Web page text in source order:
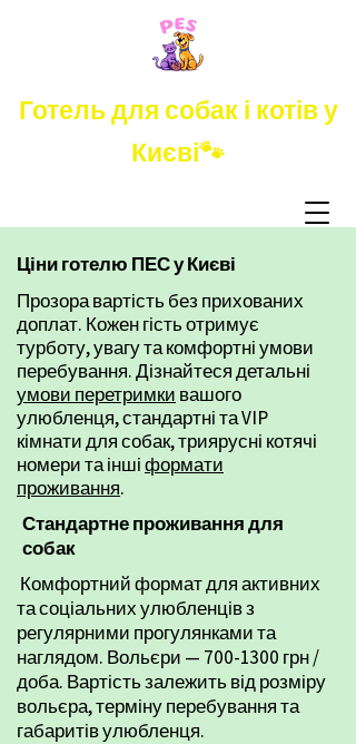
Готель для собак і котів у
Києві🐾
Ціни готелю ПЕС у Києві
Прозора вартість без прихованих
доплат. Кожен гість отримує
турботу, увагу та комфортні умови
перебування.​ Дізнайтеся детальні
умови перетримки вашого
улюбленця, стандартні та VIP
кімнати для собак, триярусні котячі
номери та іншіформати
проживання.
Стандартне проживання для
собак
Комфортний формат для активних
та соціальних улюбленців з
регулярними прогулянками та
наглядом. Вольєри — 700-1300 грн /
доба. Вартість залежить від розміру
вольєра, терміну перебування та
габаритів улюбленця.